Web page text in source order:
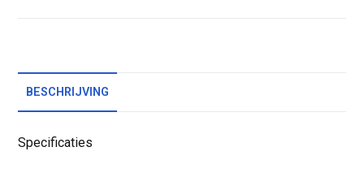
BESCHRIJVING
Specificaties